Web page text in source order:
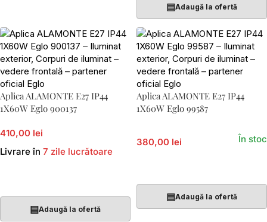
▤Adaugă la ofertă
Aplica ALAMONTE E27 IP44
1X60W Eglo 900137
410,00 lei
Livrare în 7 zile lucrătoare
▤Adaugă la ofertă
Aplica ALAMONTE E27 IP44
1X60W Eglo 99587
380,00 lei În stoc
▤Adaugă la ofertă